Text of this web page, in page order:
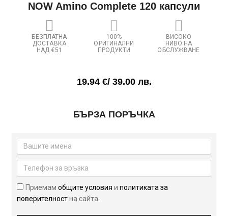
NOW Amino Complete 120 капсули
БЕЗПЛАТНА
ДОСТАВКА
НАД €51
100%
ОРИГИНАЛНИ
ПРОДУКТИ
ВИСОКО
НИВО НА
ОБСЛУЖВАНЕ
19.94 €/ 39.00 лв.
Amino
Complete
120
капсули
БЪРЗА ПОРЪЧКА
Приемамобщите условияиполитиката за
поверителностна сайта.